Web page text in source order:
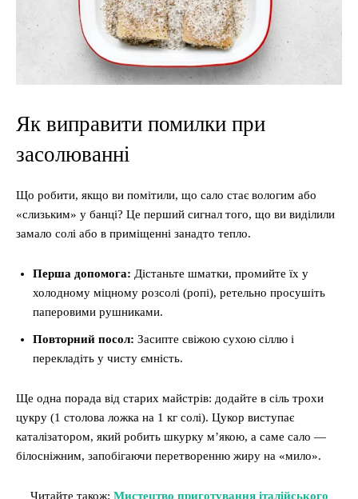
Як виправити помилки при
засолюванні
Що робити, якщо ви помітили, що сало стає вологим або
«слизьким» у банці? Це перший сигнал того, що ви виділили
замало солі або в приміщенні занадто тепло.
Перша допомога: Дістаньте шматки, промийте їх у
холодному міцному розсолі (ропі), ретельно просушіть
паперовими рушниками.
Повторний посол: Засипте свіжою сухою сіллю і
перекладіть у чисту ємність.
Ще одна порада від старих майстрів: додайте в сіль трохи
цукру (1 столова ложка на 1 кг солі). Цукор виступає
каталізатором, який робить шкурку м’якою, а саме сало —
білосніжним, запобігаючи перетворенню жиру на «мило».
Читайте також: Мистецтво приготування італійського